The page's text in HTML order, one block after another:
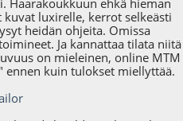
kuvat luxirelle, kerrot selkeästi
heidän ohjeita. Omissa
Ja kannattaa tilata niitä
on mieleinen, online MTM
kuin tulokset miellyttää.